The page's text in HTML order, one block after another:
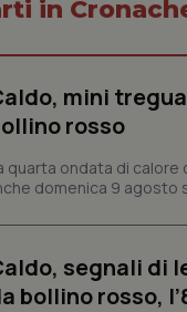
in
mini
rosso
quarta ondata di
domenica 9 agosto
segnali di
bollino rosso,
I cookie necessari
e l'accesso alle aree